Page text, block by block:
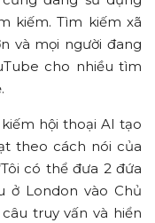
kiếm. Tìm kiếm xã
và mọi người đang
cho nhiều tìm
hội thoại AI tạo
theo cách nói của
có thể đưa 2 đứa
ở London vào Chủ
truy vấn và hiển